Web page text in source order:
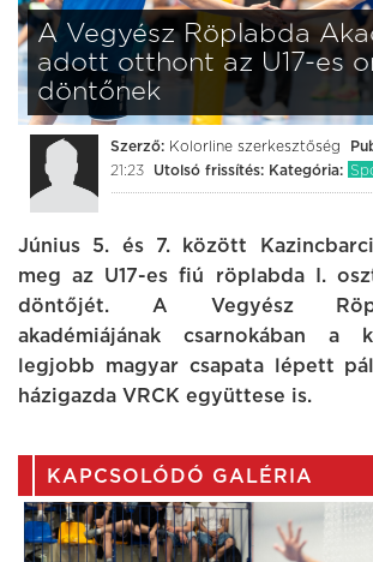
A Vegyész Röplabda
adott otthont az U17-es
döntőnek
Szerző: Kolorline szerkesztőség
21:23
Utolsó frissítés: Kategória:
Június 5. és 7. között
meg az U17-es fiú röplabda I.
döntőjét. A Vegyész
akadémiájának csarnokában a
legjobb magyar csapata lépett
házigazda VRCK együttese is.
KAPCSOLÓDÓ GALÉRIA